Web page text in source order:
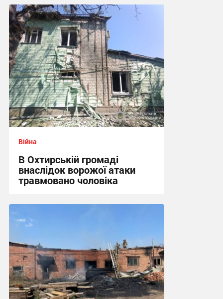
Війна
В Охтирській громаді
внаслідок ворожої атаки
травмовано чоловіка
09:21 сьогодні